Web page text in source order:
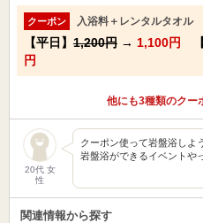
クーポン 入浴料＋レンタルタオル
【平日】 1,200円 → 1,100円 【
円
他にも3種類のクー
20代 女
性
クーポン使って岩盤浴しよ
岩盤浴ができるイベントや
関連情報から探す